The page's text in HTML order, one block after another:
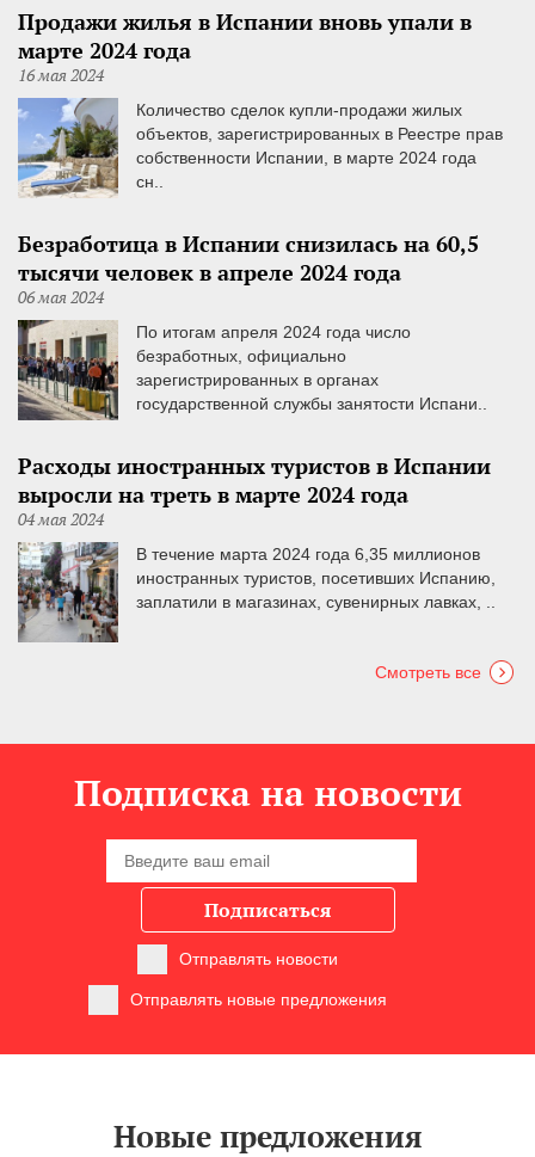
Продажи жилья в Испании вновь упали в
марте 2024 года
16 мая 2024
Количество сделок купли-продажи жилых
объектов, зарегистрированных в Реестре прав
собственности Испании, в марте 2024 года
сн..
Безработица в Испании снизилась на 60,5
тысячи человек в апреле 2024 года
06 мая 2024
По итогам апреля 2024 года число
безработных, официально
зарегистрированных в органах
государственной службы занятости Испани..
Расходы иностранных туристов в Испании
выросли на треть в марте 2024 года
04 мая 2024
В течение марта 2024 года 6,35 миллионов
иностранных туристов, посетивших Испанию,
заплатили в магазинах, сувенирных лавках, ..
Смотреть все
Подписка на новости
Подписаться
Отправлять новости
Отправлять новые предложения
Новые предложения